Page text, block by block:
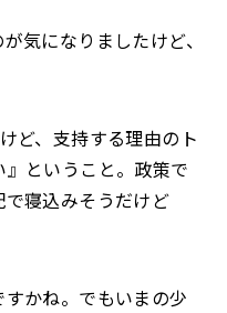
気になりましたけど、
ど、支持する理由のト
ということ。政策で
寝込みそうだけど
すかね。でもいまの少